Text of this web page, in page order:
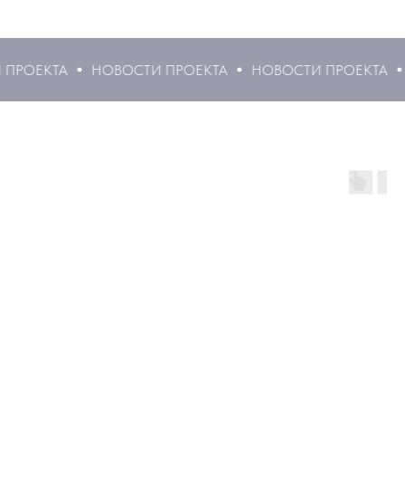
НОВОСТИ ПРОЕКТА НОВОСТИ ПРОЕКТА